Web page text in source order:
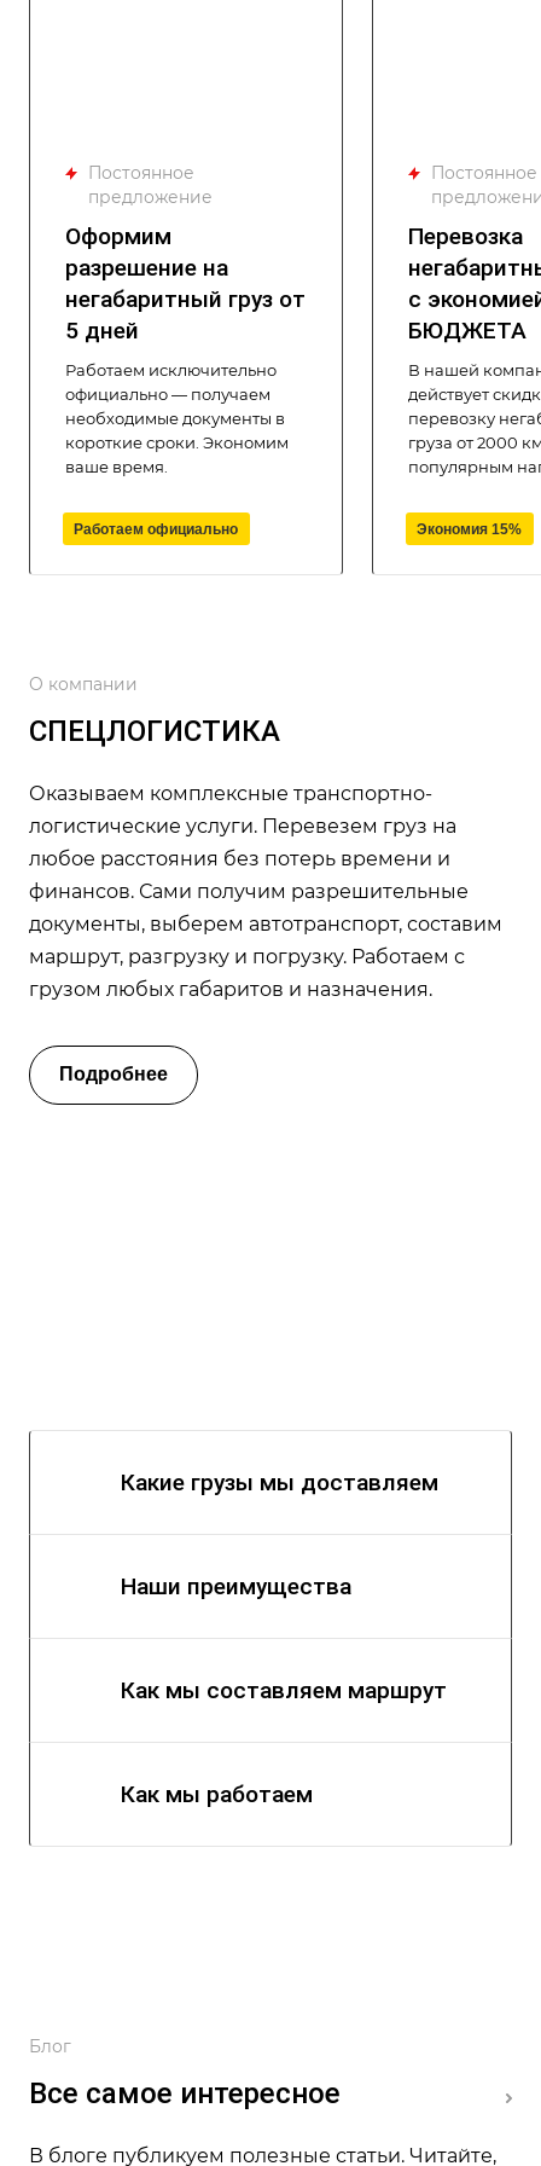
Постоянное
предложение
Оформим
разрешение на
негабаритный груз от
5 дней
Работаем исключительно
официально — получаем
необходимые документы в
короткие сроки. Экономим
ваше время.
Работаем официально
Постоянное
Перевозка
с
БЮДЖЕТА
В нашей
действует
перевозку
груза от 2000
популярным
Экономия 15%
О компании
СПЕЦЛОГИСТИКА
Оказываем комплексные транспортно-
логистические услуги. Перевезем груз на
любое расстояния без потерь времени и
финансов. Сами получим разрешительные
документы, выберем автотранспорт, составим
маршрут, разгрузку и погрузку. Работаем с
грузом любых габаритов и назначения.
Подробнее
Какие грузы мы доставляем
Наши преимущества
Как мы составляем маршрут
Как мы работаем
Блог
Все самое интересное
В блоге публикуем полезные статьи. Читайте,